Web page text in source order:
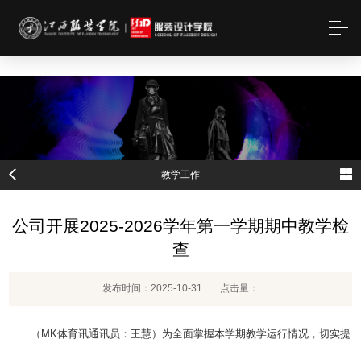
教学工作
公司开展2025-2026学年第一学期期中教学检
查
发布时间：2025-10-31 点击量：
（MK体育讯通讯员：王慧）为全面掌握本学期教学运行情况，切实提